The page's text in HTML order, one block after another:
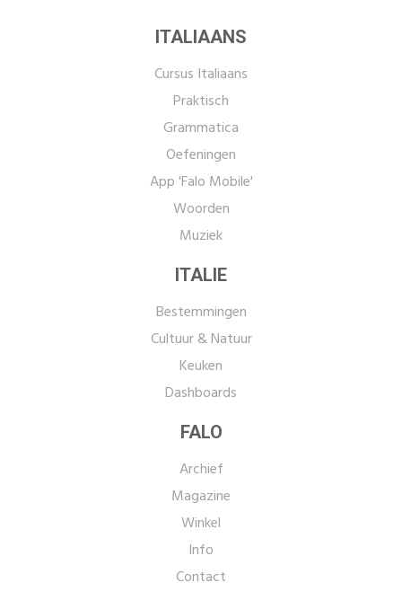
ITALIAANS
Cursus Italiaans
Praktisch
Grammatica
Oefeningen
App 'Falo Mobile'
Woorden
Muziek
ITALIE
Bestemmingen
Cultuur & Natuur
Keuken
Dashboards
FALO
Archief
Magazine
Winkel
Info
Contact